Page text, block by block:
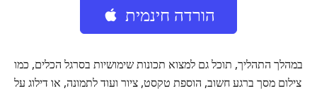
הורדה חינמית
במהלך התהליך, תוכל גם למצוא תכונות שימושיות בסרגל הכלים, כמו
צילום מסך ברגע חשוב, הוספת טקסט, ציור ועוד לתמונה, או דילוג על